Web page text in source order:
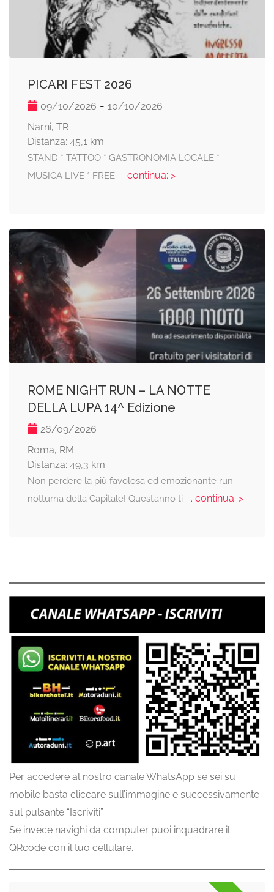
PICARI FEST 2026
09/10/2026 - 10/10/2026
Narni, TR
Distanza: 45,1 km
STAND * TATTOO * GASTRONOMIA LOCALE *
MUSICA LIVE * FREE... continua: >
ROME NIGHT RUN – LA NOTTE
DELLA LUPA 14^ Edizione
26/09/2026
Roma, RM
Distanza: 49,3 km
Non perdere la più favolosa ed emozionante run
notturna della Capitale! Quest’anno ti ... continua: >
Per accedere al nostro canale WhatsApp se sei su
mobile basta cliccare sull’immagine e successivamente
sul pulsante “Iscriviti”.
Se invece navighi da computer puoi inquadrare il
QRcode con il tuo cellulare.